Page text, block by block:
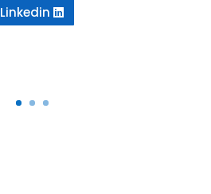
Linkedin